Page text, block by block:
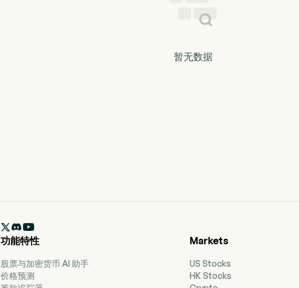
暂无数据

功能特性
股票与加密货币 AI 助手
价格预测
Markets
US Stocks
HK Stocks